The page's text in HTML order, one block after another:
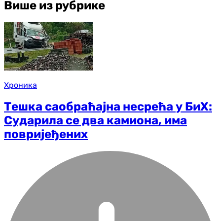
Више из рубрике
Хроника
Тешка саобраћајна несрећа у БиХ:
Сударила се два камиона, има
повријеђених